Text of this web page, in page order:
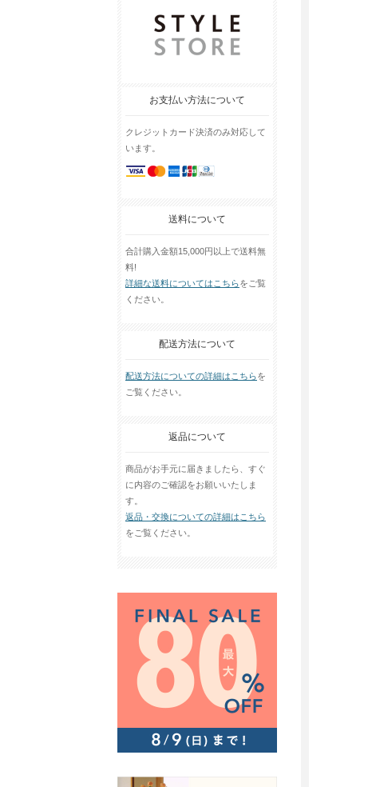
お支払い方法について
クレジットカード決済のみ対応して
います。
送料について
合計購入金額15,000円以上で送料無
料!
詳細な送料についてはこちらをご覧
ください。
配送方法について
配送方法についての詳細はこちらを
ご覧ください。
返品について
商品がお手元に届きましたら、すぐ
に内容のご確認をお願いいたしま
す。
返品・交換についての詳細はこちら
をご覧ください。